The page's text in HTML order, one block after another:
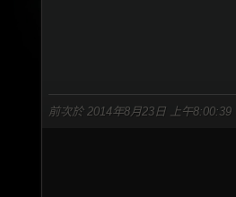
前次於 2014年8月23日 上午